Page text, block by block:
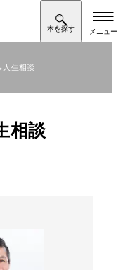
生相談
相談